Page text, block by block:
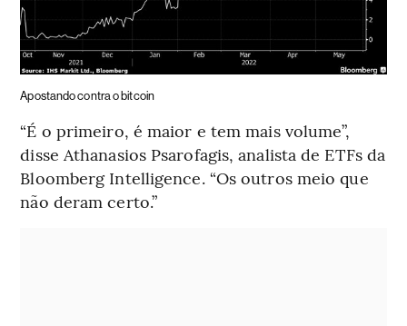
Apostando contra o bitcoin
“É o primeiro, é maior e tem mais volume”,
disse Athanasios Psarofagis, analista de ETFs da
Bloomberg Intelligence. “Os outros meio que
não deram certo.”